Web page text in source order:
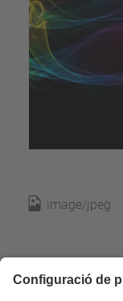
image/jpeg